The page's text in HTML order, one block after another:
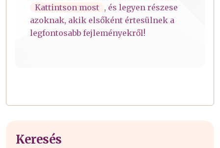
Kattintson most , és legyen részese
azoknak, akik elsőként értesülnek a
legfontosabb fejleményekről!
Keresés